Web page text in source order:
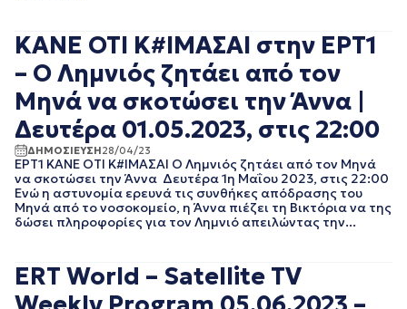
ΚΑΝΕ ΟΤΙ Κ#ΙΜΑΣΑΙ στην ΕΡΤ1
– Ο Λημνιός ζητάει από τον
Μηνά να σκοτώσει την Άννα |
Δευτέρα 01.05.2023, στις 22:00
ΔΗΜΟΣΙΕΥΣΗ28/04/23
ΕΡΤ1 ΚΑΝΕ ΟΤΙ Κ#ΙΜΑΣΑΙ Ο Λημνιός ζητάει από τον Μηνά
να σκοτώσει την Άννα Δευτέρα 1η Μαΐου 2023, στις 22:00
Ενώ η αστυνομία ερευνά τις συνθήκες απόδρασης του
Μηνά από το νοσοκομείο, η Άννα πιέζει τη Βικτόρια να της
δώσει πληροφορίες για τον Λημνιό απειλώντας την...
ERT World – Satellite TV